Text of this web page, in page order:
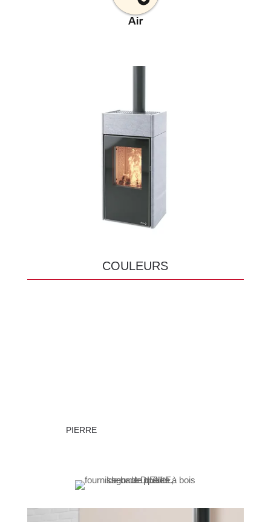
COULEURS
PIERRE